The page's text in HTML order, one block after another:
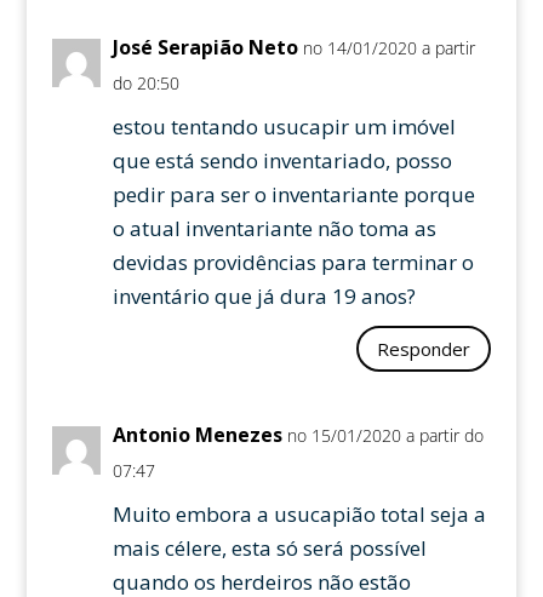
José Serapião Neto no 14/01/2020 a partir
do 20:50
estou tentando usucapir um imóvel
que está sendo inventariado, posso
pedir para ser o inventariante porque
o atual inventariante não toma as
devidas providências para terminar o
inventário que já dura 19 anos?
Responder
Antonio Menezes no 15/01/2020 a partir do
07:47
Muito embora a usucapião total seja a
mais célere, esta só será possível
quando os herdeiros não estão